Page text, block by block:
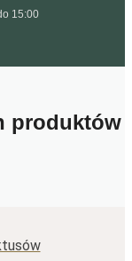
15:00
produktów